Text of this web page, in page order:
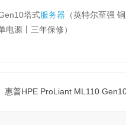
塔式服务器 （英特尔至强
电源丨三年保修）
惠普HPE ProLiant ML110